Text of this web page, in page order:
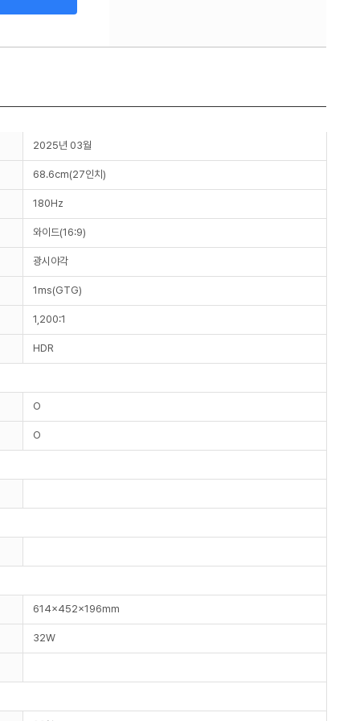
2025년 03월
68.6cm(27인치)
180Hz
와이드(16:9)
광시야각
1ms(GTG)
1,200:1
HDR
O
O
614x452x196mm
32W